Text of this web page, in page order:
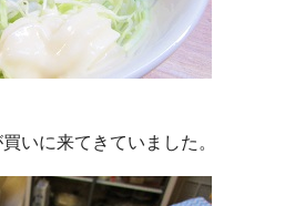
いに来てきていました。